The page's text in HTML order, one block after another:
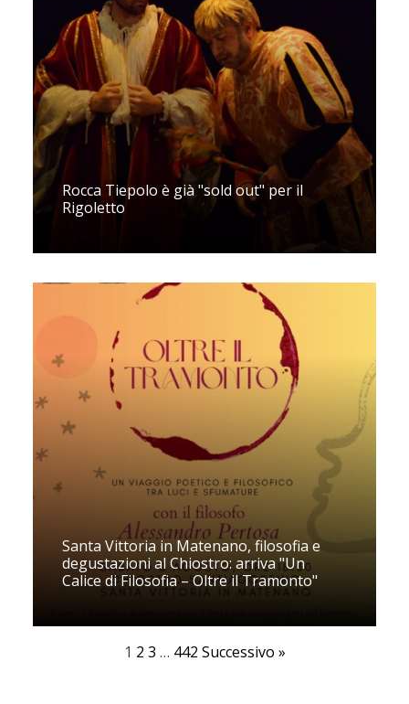
Rocca Tiepolo è già "sold out" per il
Rigoletto
Santa Vittoria in Matenano, filosofia e
degustazioni al Chiostro: arriva "Un
Calice di Filosofia – Oltre il Tramonto"
1 2 3 … 442 Successivo »